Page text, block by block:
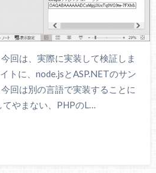
回は、実際に実装して検証しま
トに、node.jsとASP.NETのサン
回は別の言語で実装することに
やまない、PHPのL…